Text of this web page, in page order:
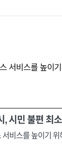
서비스를 높이
시민 불편 최소
비스를 높이기